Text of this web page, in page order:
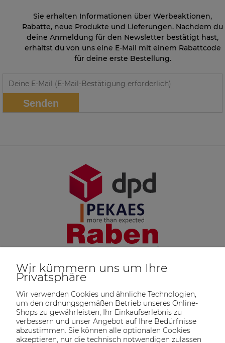
Sie erhalten Informationen über Werbeaktionen,
Rabatte, neue Produkte und Lieferungen. Nachdem du
deine Anmeldung für den Newsletter bestätigt hast,
erhältst du von uns eine E-Mail mit einem Rabattcode
für deine erste Bestellung.
Senden
Wir kümmern uns um Ihre
Privatsphäre
Wir verwenden Cookies und ähnliche Technologien,
um den ordnungsgemäßen Betrieb unseres Online-
Shops zu gewährleisten, Ihr Einkaufserlebnis zu
verbessern und unser Angebot auf Ihre Bedürfnisse
abzustimmen. Sie können alle optionalen Cookies
akzeptieren, nur die technisch notwendigen zulassen